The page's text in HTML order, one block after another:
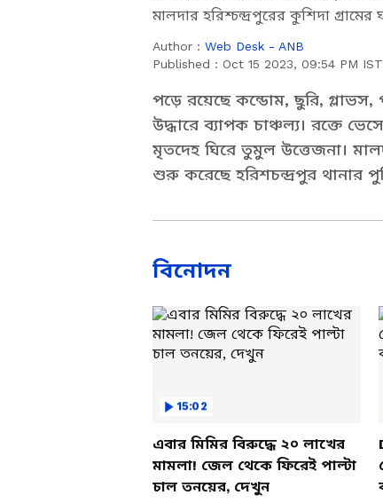
মালদার হরিশ্চন্দ্রপুরের কুশিদা গ্রামের
Author : Web Desk - ANB
Published : Oct 15 2023, 09:54 PM IST
পড়ে রয়েছে কন্ডোম, ছুরি, গ্লাভস,
উদ্ধারে ব্যাপক চাঞ্চল্য। রক্তে
মৃতদেহ ঘিরে তুমুল উত্তেজনা।
শুরু করেছে হরিশচন্দ্রপুর থানার
বিনোদন
15:02
এবার মিমির বিরুদ্ধে ২০ লাখের
মামলা! জেল থেকে ফিরেই পাল্টা
চাল তনয়ের, দেখুন